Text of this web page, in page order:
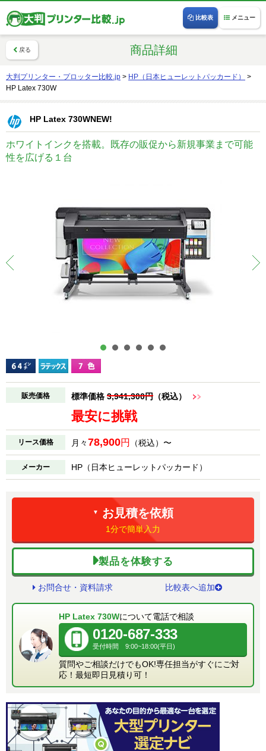
メニュー
比較表
戻る 商品詳細
大判プリンター・プロッター比較.jp > HP（日本ヒューレットパッカード）
>
HP Latex 730W
HP Latex 730WNEW!
ホワイトインクを搭載。既存の販促から新規事業まで可能
性を広げる１台
販売価格 標準価格 3,941,300円 （税込）
最安に挑戦
リース価格 月々78,900円 （税込）〜
メーカー HP（日本ヒューレットパッカード）
▼ お見積を依頼
1分で簡単入力
製品を体験する
お問合せ・資料請求 比較表へ追加
HP Latex 730Wについて電話で相談
0120-687-333
受付時間 9:00~18:00(平日)
質問やご相談だけでもOK!専任担当がすぐにご対
応！最短即日見積り可！